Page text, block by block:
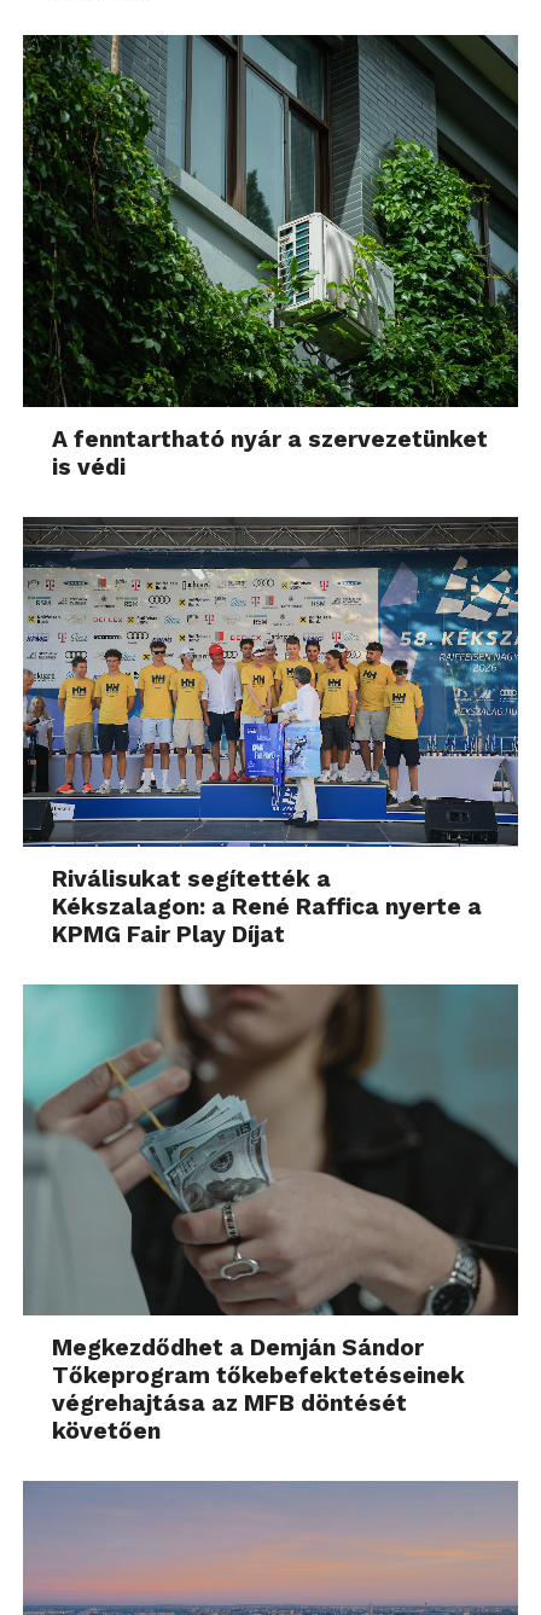
A fenntartható nyár a szervezetünket
is védi
Riválisukat segítették a
Kékszalagon: a René Raffica nyerte a
KPMG Fair Play Díjat
Megkezdődhet a Demján Sándor
Tőkeprogram tőkebefektetéseinek
végrehajtása az MFB döntését
követően